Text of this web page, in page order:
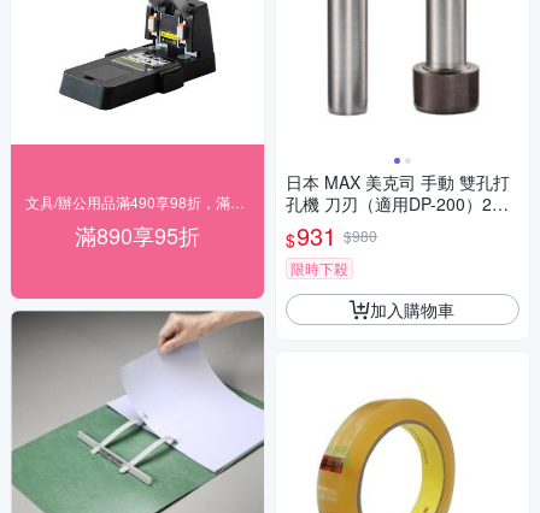
滿890享95折
日本 MAX 美克司 手動 雙孔打
孔機 刀刃（適用DP-200）2支 /
袋 DP-200-2
$931 $980
限時下殺
加入購物車